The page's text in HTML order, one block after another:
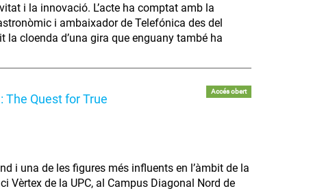
i la innovació. L’acte ha comptat amb la
i ambaixador de Telefónica des del
la cloenda d’una gira que enguany també ha
The Quest for True
Accés obert
i una de les figures més influents en l’àmbit de la
Vèrtex de la UPC, al Campus Diagonal Nord de